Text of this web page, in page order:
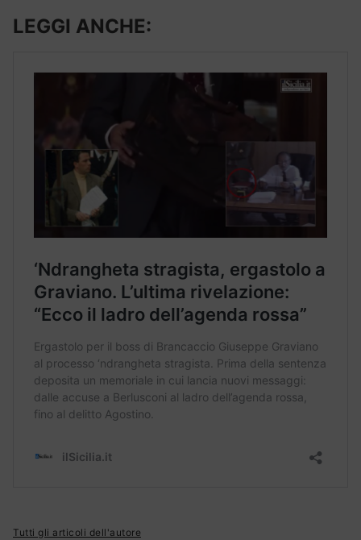
LEGGI ANCHE:
Tutti gli articoli dell'autore